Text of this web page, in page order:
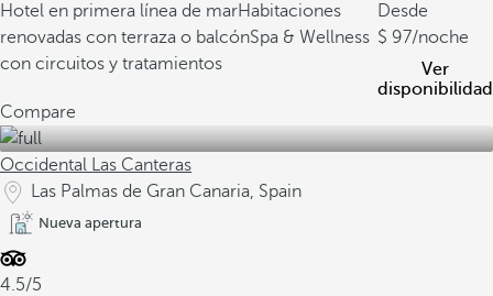
Hotel en primera línea de marHabitaciones
renovadas con terraza o balcónSpa & Wellness
con circuitos y tratamientos
Desde
97/noche
Ver
disponibilidad
Compare
Occidental Las Canteras
Las Palmas de Gran Canaria, Spain
Nueva apertura
4.5/5